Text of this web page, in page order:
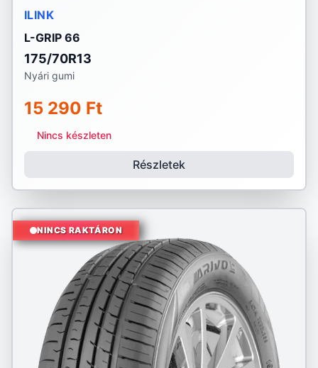
ILINK
L-GRIP 66
175/70R13
Nyári gumi
15 290 Ft
Nincs készleten
Részletek
NINCS RAKTÁRON